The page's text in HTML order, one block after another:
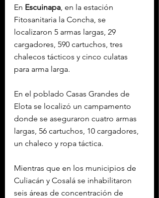
En Escuinapa , en la estación
Fitosanitaria la Concha, se
localizaron 5 armas largas, 29
cargadores, 590 cartuchos, tres
chalecos tácticos y cinco culatas
para arma larga.
En el poblado Casas Grandes de
Elota se localizó un campamento
donde se aseguraron cuatro armas
largas, 56 cartuchos, 10 cargadores,
un chaleco y ropa táctica.
Mientras que en los municipios de
Culiacán y Cosalá se inhabilitaron
seis áreas de concentración de